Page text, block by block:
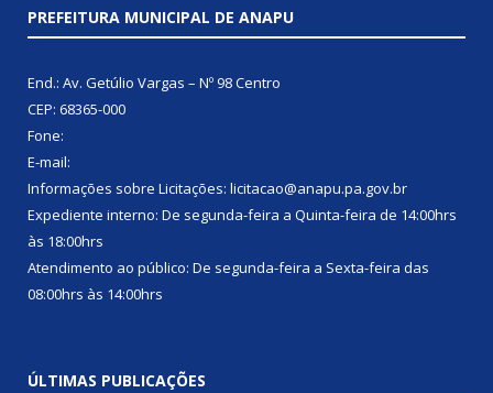
PREFEITURA MUNICIPAL DE ANAPU
End.: Av. Getúlio Vargas – Nº 98 Centro
CEP: 68365-000
Fone:
E-mail:
Informações sobre Licitações: licitacao@anapu.pa.gov.br
Expediente interno: De segunda-feira a Quinta-feira de 14:00hrs
às 18:00hrs
Atendimento ao público: De segunda-feira a Sexta-feira das
08:00hrs às 14:00hrs
ÚLTIMAS PUBLICAÇÕES